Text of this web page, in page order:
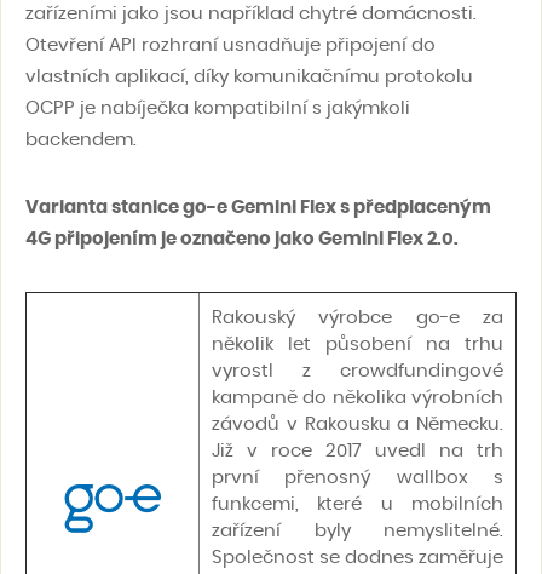
zařízeními jako jsou například chytré domácnosti.
Otevření API rozhraní usnadňuje připojení do
vlastních aplikací, díky komunikačnímu protokolu
OCPP je nabíječka kompatibilní s jakýmkoli
backendem.
Varianta stanice go-e Gemini Flex s předplaceným
4G připojením je označeno jako Gemini Flex 2.0.
Rakouský výrobce go-e za
několik let působení na trhu
vyrostl z crowdfundingové
kampaně do několika výrobních
závodů v Rakousku a Německu.
Již v roce 2017 uvedl na trh
první přenosný wallbox s
funkcemi, které u mobilních
zařízení byly nemyslitelné.
Společnost se dodnes zaměřuje